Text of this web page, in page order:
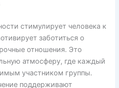
стимулирует человека к
заботиться о
отношения. Это
атмосферу, где каждый
участником группы.
поддерживают